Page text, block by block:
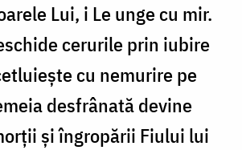
Lui, i Le unge cu mir.
cerurile prin iubire
cu nemurire pe
desfrânată devine
şi îngropării Fiului lui